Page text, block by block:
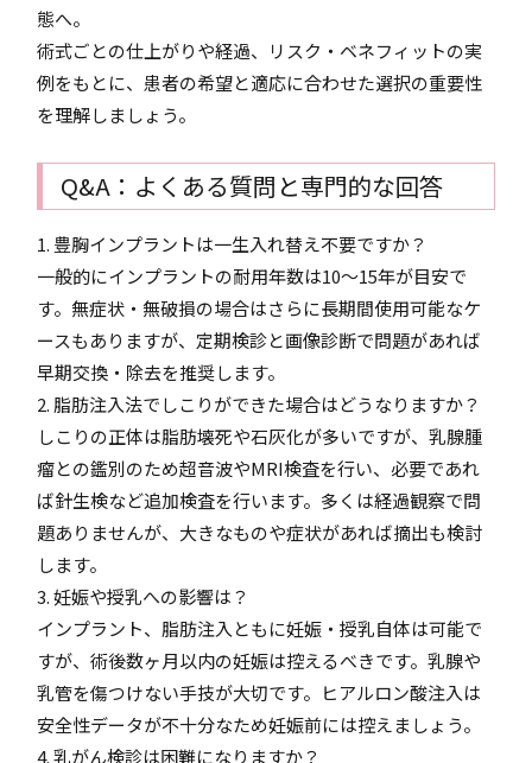
態へ。
術式ごとの仕上がりや経過、リスク・ベネフィットの実
例をもとに、患者の希望と適応に合わせた選択の重要性
を理解しましょう。
Q&A：よくある質問と専門的な回答
1. 豊胸インプラントは一生入れ替え不要ですか？
一般的にインプラントの耐用年数は10～15年が目安で
す。無症状・無破損の場合はさらに長期間使用可能なケ
ースもありますが、定期検診と画像診断で問題があれば
早期交換・除去を推奨します。
2. 脂肪注入法でしこりができた場合はどうなりますか？
しこりの正体は脂肪壊死や石灰化が多いですが、乳腺腫
瘤との鑑別のため超音波やMRI検査を行い、必要であれ
ば針生検など追加検査を行います。多くは経過観察で問
題ありませんが、大きなものや症状があれば摘出も検討
します。
3. 妊娠や授乳への影響は？
インプラント、脂肪注入ともに妊娠・授乳自体は可能で
すが、術後数ヶ月以内の妊娠は控えるべきです。乳腺や
乳管を傷つけない手技が大切です。ヒアルロン酸注入は
安全性データが不十分なため妊娠前には控えましょう。
4. 乳がん検診は困難になりますか？